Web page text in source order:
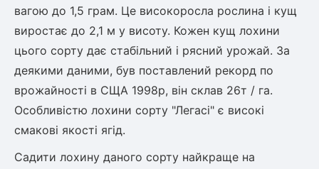
вагою до 1,5 грам. Це високоросла рослина і кущ
виростає до 2,1 м у висоту. Кожен кущ лохини
цього сорту дає стабільний і рясний урожай. За
деякими даними, був поставлений рекорд по
врожайності в СЩА 1998р, він склав 26т / га.
Особливістю лохини сорту "Легасі" є високі
смакові якості ягід.
Садити лохину даного сорту найкраще на